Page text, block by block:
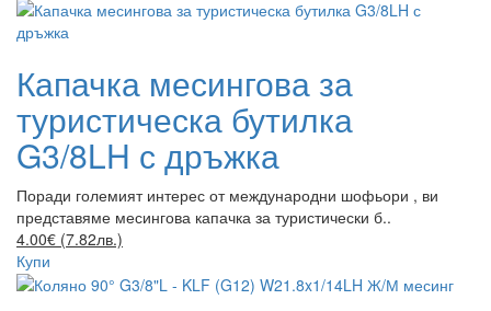
Капачка месингова за
туристическа бутилка
G3/8LH с дръжка
Поради големият интерес от международни шофьори , ви
представяме месингова капачка за туристически б..
4.00€ (7.82лв.)
Купи